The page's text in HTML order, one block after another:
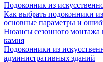
Подоконник из
Как выбрать подоконники
основные параметры и
Нюансы сезонного монтажа
камня
Подоконники из
административных зданий